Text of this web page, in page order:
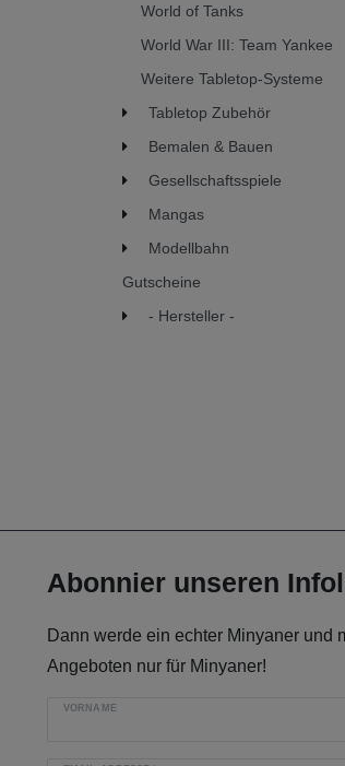
World of Tanks
World War III: Team Yankee
Weitere Tabletop-Systeme
Tabletop Zubehör
Bemalen & Bauen
Gesellschaftsspiele
Mangas
Modellbahn
Gutscheine
- Hersteller -
Abonnier unseren
Dann werde ein echter Minyaner und
Angeboten nur für Minyaner!
VORNAME